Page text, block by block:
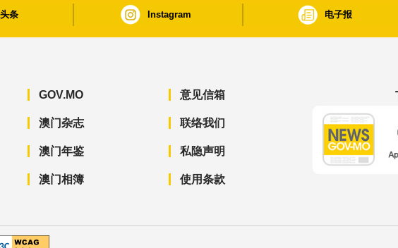
条 Instagram 电子报
GOV.MO
澳门杂志
澳门年鉴
澳门相簿
意见信箱
联络我们
私隐声明
使用条款